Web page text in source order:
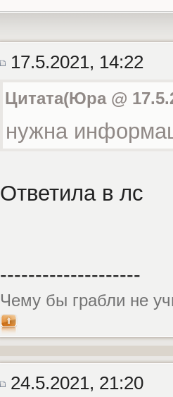
17.5.2021, 14:22
Цитата(Юра @
нужна
Ответила в лс
--------------------
Чему бы грабли не
24.5.2021, 21:20